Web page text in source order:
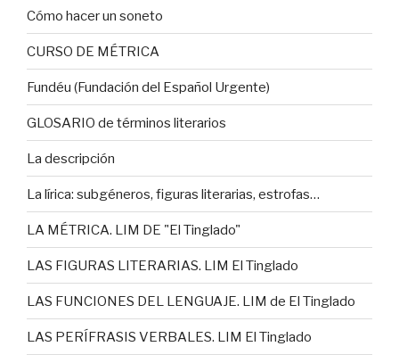
Cómo hacer un soneto
CURSO DE MÉTRICA
Fundéu (Fundación del Español Urgente)
GLOSARIO de términos literarios
La descripción
La lírica: subgéneros, figuras literarias, estrofas…
LA MÉTRICA. LIM DE "El Tinglado"
LAS FIGURAS LITERARIAS. LIM El Tinglado
LAS FUNCIONES DEL LENGUAJE. LIM de El Tinglado
LAS PERÍFRASIS VERBALES. LIM El Tinglado